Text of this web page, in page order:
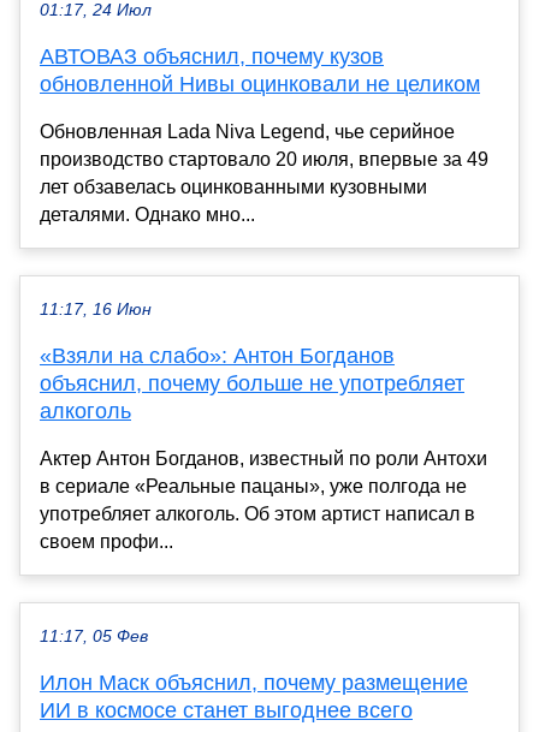
01:17, 24 Июл
АВТОВАЗ объяснил, почему кузов
обновленной Нивы оцинковали не целиком
Обновленная Lada Niva Legend, чье серийное
производство стартовало 20 июля, впервые за 49
лет обзавелась оцинкованными кузовными
деталями. Однако мно...
11:17, 16 Июн
«Взяли на слабо»: Антон Богданов
объяснил, почему больше не употребляет
алкоголь
Актер Антон Богданов, известный по роли Антохи
в сериале «Реальные пацаны», уже полгода не
употребляет алкоголь. Об этом артист написал в
своем профи...
11:17, 05 Фев
Илон Маск объяснил, почему размещение
ИИ в космосе станет выгоднее всего